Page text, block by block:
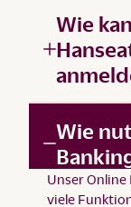
Wie
Wie
UnserOnline
viele